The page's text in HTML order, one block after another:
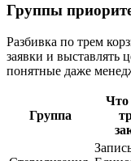
Группы
Разбивка по трем
заявки и выставлять
понятные даже
Группа
Что